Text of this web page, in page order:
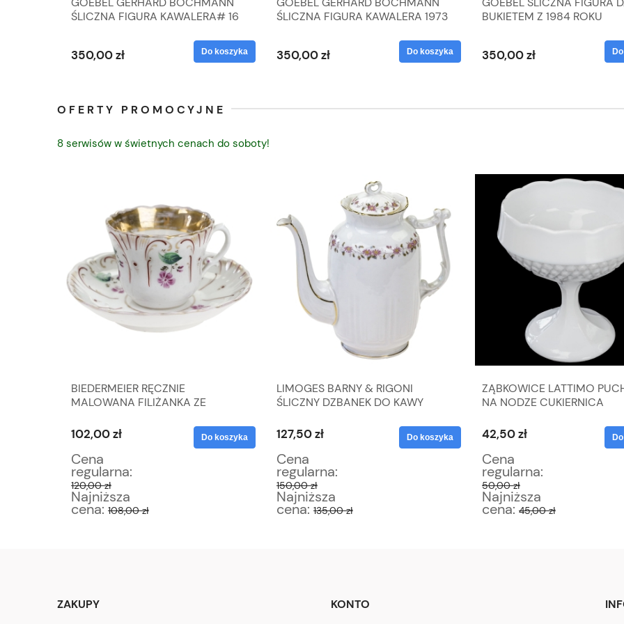
ŚLICZNA FIGURA KAWALERA# 16
350,00 zł Do koszyka
ŚLICZNA FIGURA KAWALERA 1973
350,00 zł Do koszyka
BUKIETEM Z 1984 ROKU
350,00 zł
OFERTY PROMOCYJNE
8 serwisów w świetnych cenach do soboty!
BIEDERMEIER RĘCZNIE
MALOWANA FILIŻANKA ZE
102,00 zł
Cena
regularna:
120,00 zł
Najniższa
cena: 108,00 zł
Do koszyka
LIMOGES BARNY & RIGONI
ŚLICZNY DZBANEK DO KAWY
127,50 zł
Cena
regularna:
150,00 zł
Najniższa
cena: 135,00 zł
Do koszyka
ZĄBKOWICE LATTIMO
NA NODZE CUKIERNICA
42,50 zł
Cena
regularna:
50,00 zł
Najniższa
cena: 45,00 zł
ZAKUPY KONTO